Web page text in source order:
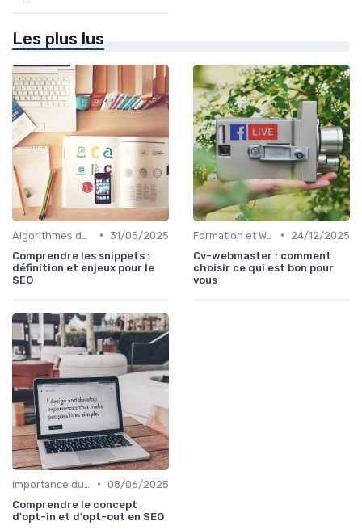
Les plus lus
• 31/05/2025
Comprendre les snippets :
définition et enjeux pour le
SEO
•
24/12/2025
Cv-webmaster : comment
choisir ce qui est bon pour
vous
• 08/06/2025
Comprendre le concept
d'opt-in et d'opt-out en SEO